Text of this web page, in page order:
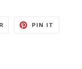
TUITE
PIN IT